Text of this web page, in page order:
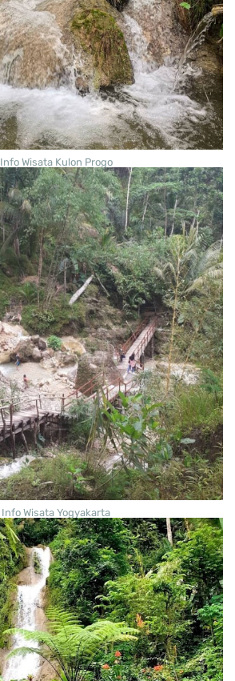
Info Wisata Kulon Progo
Info Wisata Yogyakarta